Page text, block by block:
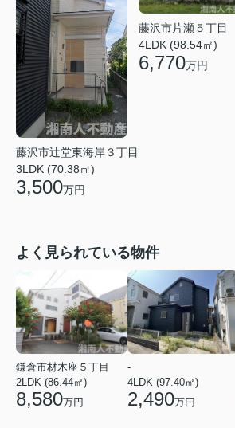
藤沢市辻堂東海岸３丁目
3LDK (70.38㎡)
3,500万円
藤沢市片瀬５丁目
4LDK (98.54㎡)
6,770万円
よく見られている物件
鎌倉市材木座５丁目
2LDK (86.44㎡)
8,580万円
-
4LDK (97.40㎡)
2,490万円